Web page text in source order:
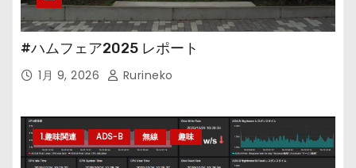
#ハムフェア2025 レポート
1月 9, 2026 Rurineko
1.趣味関連 ADS-B 無線 趣味